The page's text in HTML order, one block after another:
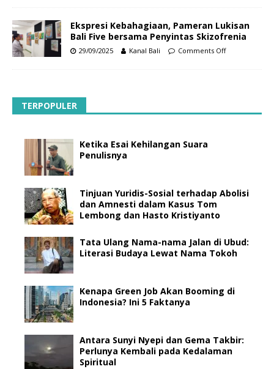
Ekspresi Kebahagiaan, Pameran Lukisan
Bali Five bersama Penyintas Skizofrenia
29/09/2025 Kanal Bali Comments Off
TERPOPULER
Ketika Esai Kehilangan Suara
Penulisnya
Tinjuan Yuridis-Sosial terhadap Abolisi
dan Amnesti dalam Kasus Tom
Lembong dan Hasto Kristiyanto
Tata Ulang Nama-nama Jalan di Ubud:
Literasi Budaya Lewat Nama Tokoh
Kenapa Green Job Akan Booming di
Indonesia? Ini 5 Faktanya
Antara Sunyi Nyepi dan Gema Takbir:
Perlunya Kembali pada Kedalaman
Spiritual